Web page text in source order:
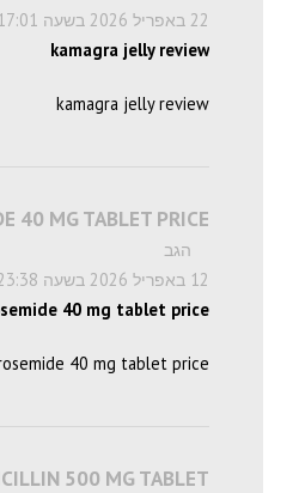
22 באפריל 2026 בשעה 17:01
kamagra jelly review
kamagra jelly review
40 MG TABLET PRICE
הגב
12 באפריל 2026 בשעה 23:38
40 mg tablet price
40 mg tablet price
500 MG TABLET